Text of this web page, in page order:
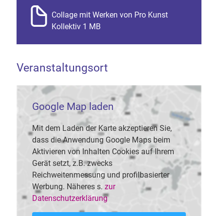
Collage mit Werken von Pro Kunst
Kollektiv 1 MB
Veranstaltungsort
Google Map laden
Mit dem Laden der Karte akzeptieren Sie,
dass die Anwendung Google Maps beim
Aktivieren von Inhalten Cookies auf Ihrem
Gerät setzt, z.B. zwecks
Reichweitenmessung und profilbasierter
Werbung. Näheres s. zur
Datenschutzerklärung